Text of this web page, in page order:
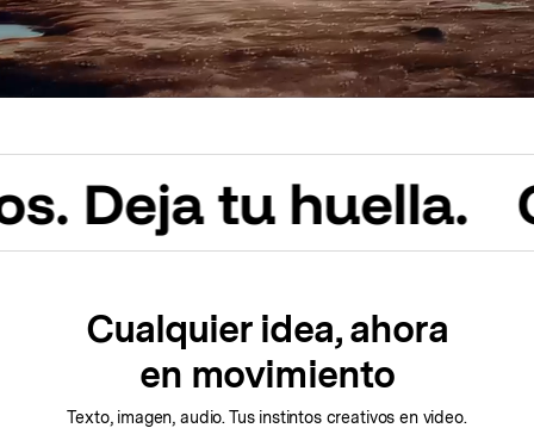
tu huella. Crea
Cualquier idea,ahora
en movimiento
Texto, imagen, audio. Tus instintos creativos en video.